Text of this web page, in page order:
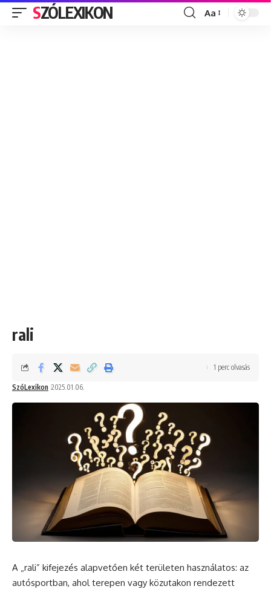
SZÓLEXIKON
Font
Aa
rali
SzóLexikon 2025.01.06.
1 perc olvasás
A „rali” kifejezés alapvetően két területen használatos: az
autósportban, ahol terepen vagy közutakon rendezett